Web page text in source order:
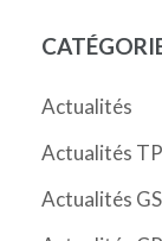
Actualités
Actualités
Actualités